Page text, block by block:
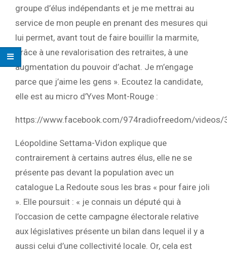
groupe d’élus indépendants et je me mettrai au
service de mon peuple en prenant des mesures qui
lui permet, avant tout de faire bouillir la marmite,
grâce à une revalorisation des retraites, à une
augmentation du pouvoir d’achat. Je m’engage
parce que j’aime les gens ». Ecoutez la candidate,
elle est au micro d’Yves Mont-Rouge :
https://www.facebook.com/974radiofreedom/
Léopoldine Settama-Vidon explique que
contrairement à certains autres élus, elle ne se
présente pas devant la population avec un
catalogue La Redoute sous les bras « pour faire joli
». Elle poursuit : « je connais un député qui à
l’occasion de cette campagne électorale relative
aux législatives présente un bilan dans lequel il y a
aussi celui d’une collectivité locale. Or, cela est